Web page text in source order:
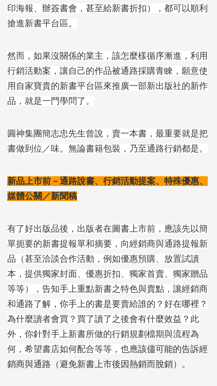
印海報、辦簽書會，甚至給新書折扣），都可以順利
搶進新書平台區。
然而，如果沒關係的業主，該怎麼樣循序漸進，利用
行銷活動案，讓自己的作品被通路採購青睞，願意使
用自家寶貴的新書平台區來推廣一部新出版社的新作
品，就是一門學問了。
圓神集團簡志忠先生曾說，賣一本書，最重要就是把
書做到位／味。無論書籍包裝，乃至通路行銷都是。
新品上市前－通路說書、行銷活動提案、特殊優惠、
媒體公關／新聞稿
有了好出版品後，出版者在圖書上市前，應該先以簡
單扼要的新書提報單和摘要，向經銷商與通路提報新
品（甚至洽談合作活動，例如優惠預購、放置試讀
本，提供獨家封面、優惠折扣、獨家首賣、獨家贈品
等等），告知手上重點新書之特色與賣點，讓經銷商
和通路了解，你手上的書是要賣給誰的？好在哪裡？
為什麼讀者會買？買了讀了之後會有什麼效益？此
外，你針對手上新書所做的行銷規劃檔期與流程為
何，希望書店如何配合等等，也應該儘可能的告訴經
銷商與通路（避免新書上市後因熱銷而脫銷）。